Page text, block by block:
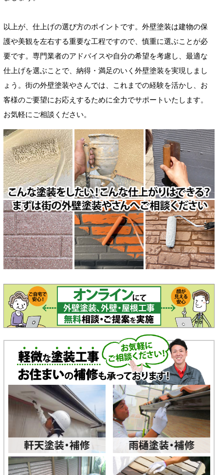
以上が、仕上げの選び方のポイントです。外壁塗装は建物の保
護や美観を左右する重要な工程ですので、慎重に選ぶことが必
要です。専門業者のアドバイスや自分の希望を考慮し、最適な
仕上げを選ぶことで、納得・満足のいく外壁塗装を実現しまし
ょう。街の外壁塗装やさんでは、これまでの経験を活かし、お
客様のご要望にお応えするために全力でサポートいたします。
お気軽にご相談ください。